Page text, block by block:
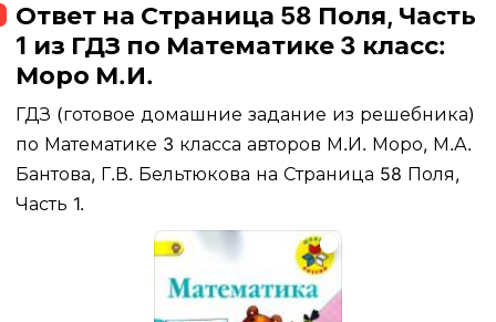
Ответ на Страница 58 Поля, Часть
1 из ГДЗ по Математике 3 класс:
Моро М.И.
ГДЗ (готовое домашние задание из решебника)
по Математике 3 класса авторов М.И. Моро, М.А.
Бантова, Г.В. Бельтюкова на Страница 58 Поля,
Часть 1.